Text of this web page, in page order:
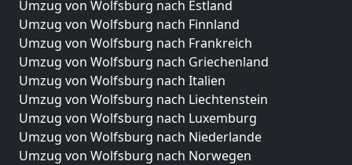
Umzug von Wolfsburg nach Estland
Umzug von Wolfsburg nach Finnland
Umzug von Wolfsburg nach Frankreich
Umzug von Wolfsburg nach Griechenland
Umzug von Wolfsburg nach Italien
Umzug von Wolfsburg nach Liechtenstein
Umzug von Wolfsburg nach Luxemburg
Umzug von Wolfsburg nach Niederlande
Umzug von Wolfsburg nach Norwegen